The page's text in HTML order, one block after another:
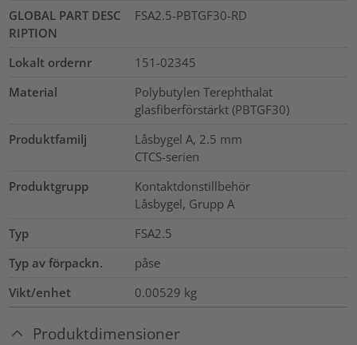
GLOBAL PART DESC
RIPTION
FSA2.5-PBTGF30-RD
Lokalt ordernr
151-02345
Material
Polybutylen Terephthalat
glasfiberförstärkt (PBTGF30)
Produktfamilj
Låsbygel A, 2.5 mm
CTCS-serien
Produktgrupp
Kontaktdonstillbehör
Låsbygel, Grupp A
Typ
FSA2.5
Typ av förpackn.
påse
Vikt/enhet
0.00529 kg
Produktdimensioner